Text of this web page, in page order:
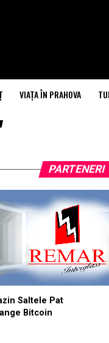
VIAȚA ÎN PRAHOVA
PARTENERI
Saltele Pat
Bitcoin